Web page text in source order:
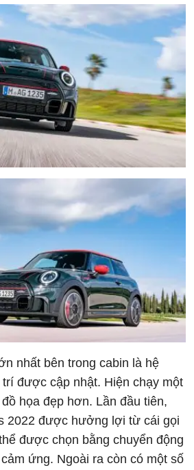
nhất bên trong cabin là hệ
được cập nhật. Hiện chạy một
họa đẹp hơn. Lần đầu tiên,
2022 được hưởng lợi từ cái gọi
được chọn bằng chuyển động
ứng. Ngoài ra còn có một số